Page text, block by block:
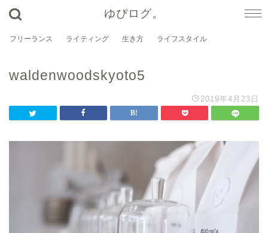
ゆぴログ。
フリーランス ライティング 生き方 ライフスタイル
waldenwoodskyoto5
2019年4月23日